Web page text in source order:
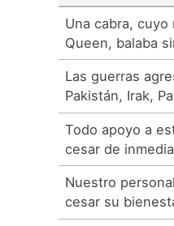
Una cabra,
Queen, balaba
Las guerras
Pakistán, Irak,
Todo apoyo a
cesar de
Nuestro
cesar su